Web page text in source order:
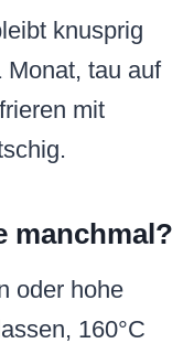
knusprig
Monat, tau auf
mit
manchmal?
oder hohe
160°C